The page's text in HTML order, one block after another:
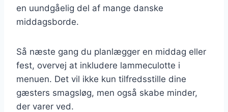
en uundgåelig del af mange danske
middagsborde.
Så næste gang du planlægger en middag eller
fest, overvej at inkludere lammeculotte i
menuen. Det vil ikke kun tilfredsstille dine
gæsters smagsløg, men også skabe minder,
der varer ved.